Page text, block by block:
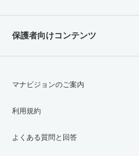
保護者向けコンテンツ
マナビジョンのご案内
利用規約
よくある質問と回答